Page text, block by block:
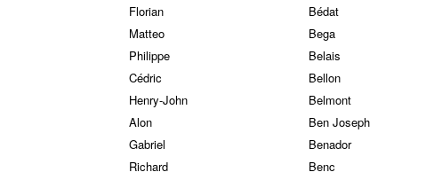
Florian
Bédat
Matteo
Bega
Philippe
Belais
Cédric
Bellon
Henry-John
Belmont
Alon
Ben Joseph
Gabriel
Benador
Richard
Benc